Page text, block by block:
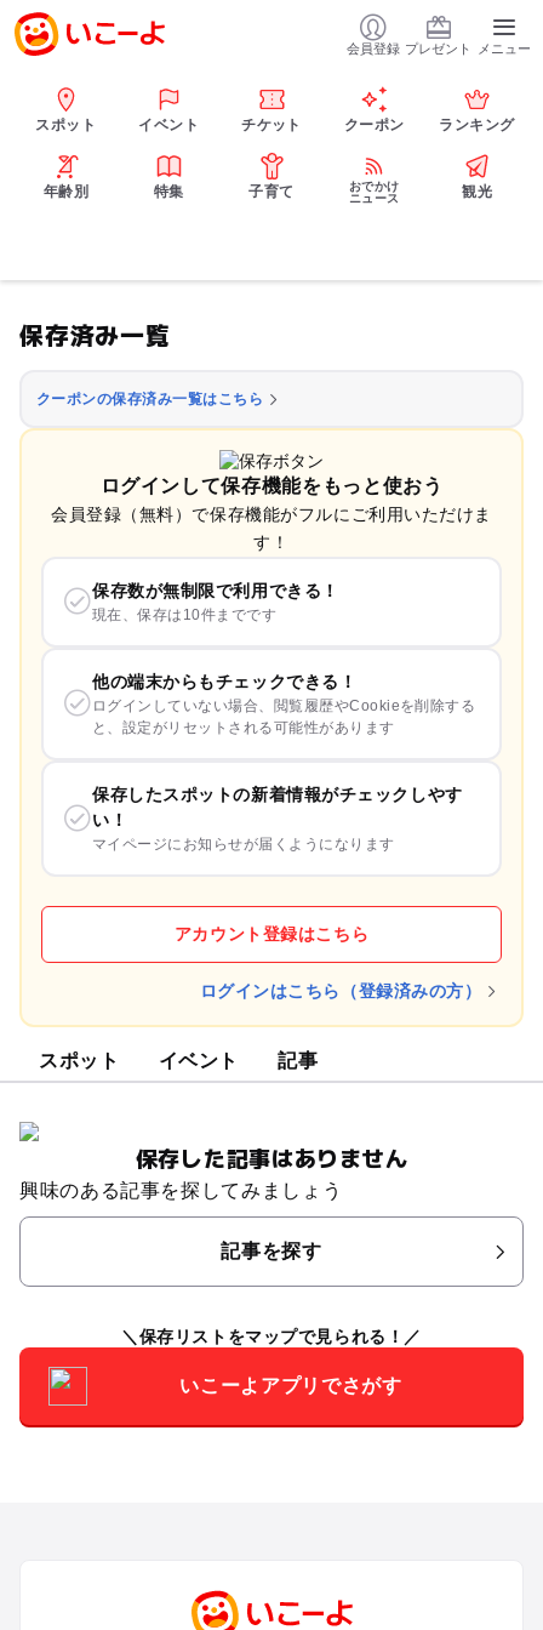
会員登録 プレゼント メニュー
スポット イベント チケット クーポン ランキング
年齢別 特集 子育て
おでかけ
ニュース
観光
保存済み一覧
クーポンの保存済み一覧はこちら
ログインして保存機能をもっと使おう
会員登録（無料）で保存機能がフルにご利用いただけま
す！
保存数が無制限で利用できる！
現在、保存は10件までです
他の端末からもチェックできる！
ログインしていない場合、閲覧履歴やCookieを削除する
と、設定がリセットされる可能性があります
保存したスポットの新着情報がチェックしやす
い！
マイページにお知らせが届くようになります
アカウント登録はこちら
ログインはこちら（登録済みの方）
スポット イベント 記事
保存した記事はありません
興味のある記事を探してみましょう
記事を探す
保存リストをマップで見られる！
いこーよアプリでさがす